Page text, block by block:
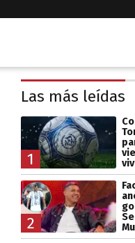
Las más leídas
1
2